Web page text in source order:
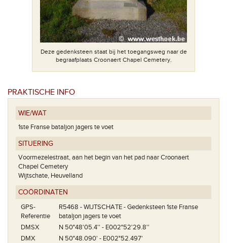
Deze gedenksteen staat bij het toegangsweg naar de
begraafplaats Croonaert Chapel Cemetery.
PRAKTISCHE INFO
WIE/WAT
1ste Franse bataljon jagers te voet
SITUERING
Voormezelestraat, aan het begin van het pad naar Croonaert
Chapel Cemetery
Wijtschate, Heuvelland
COÖRDINATEN
GPS-
Referentie
R5468 - WIJTSCHATE - Gedenksteen 1ste Franse
bataljon jagers te voet
DMSX
N 50°48'05.4'' - E002°52'29.8''
DMX
N 50°48.090' - E002°52.497'